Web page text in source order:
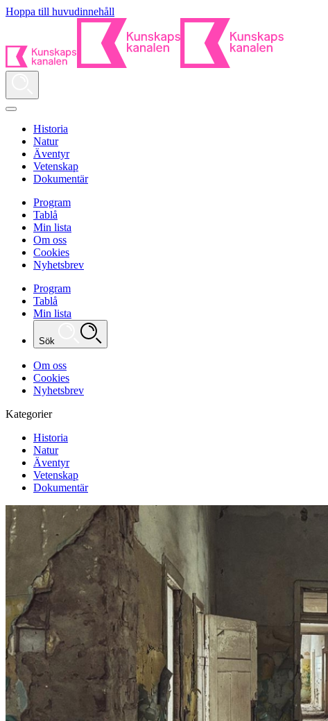
Hoppa till huvudinnehåll
Historia
Natur
Äventyr
Vetenskap
Dokumentär
Program
Tablå
Min lista
Om oss
Cookies
Nyhetsbrev
Program
Tablå
Min lista
Sök
Om oss
Cookies
Nyhetsbrev
Kategorier
Historia
Natur
Äventyr
Vetenskap
Dokumentär